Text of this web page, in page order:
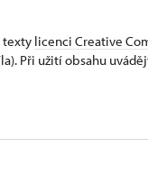
texty licenci Creative
Při užití obsahu